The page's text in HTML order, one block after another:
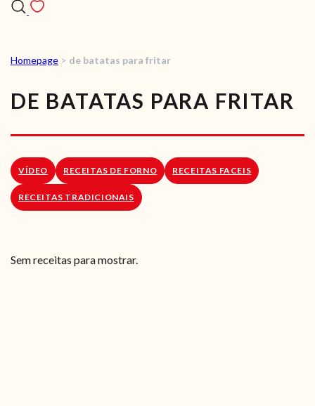
RECEITAS
VÍDEOS
RECEITAS VEGGIE
SOBRE NÓS
LOJA ONLINE
Homepage > de batatas para fritar
DE BATATAS PARA FRITAR
VÍDEO RECEITAS DE FORNO RECEITAS FACEIS
RECEITAS TRADICIONAIS
Sem receitas para mostrar.